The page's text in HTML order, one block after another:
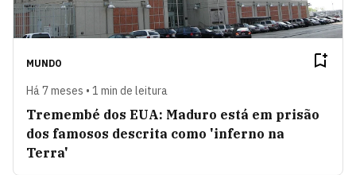
MUNDO
Há 7 meses • 1 min de leitura
Tremembé dos EUA: Maduro está em prisão
dos famosos descrita como 'inferno na
Terra'